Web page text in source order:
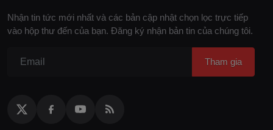
Nhận tin tức mới nhất và các bản cập nhật chọn lọc trực tiếp
vào hộp thư đến của bạn. Đăng ký nhận bản tin của chúng tôi.
Tham gia